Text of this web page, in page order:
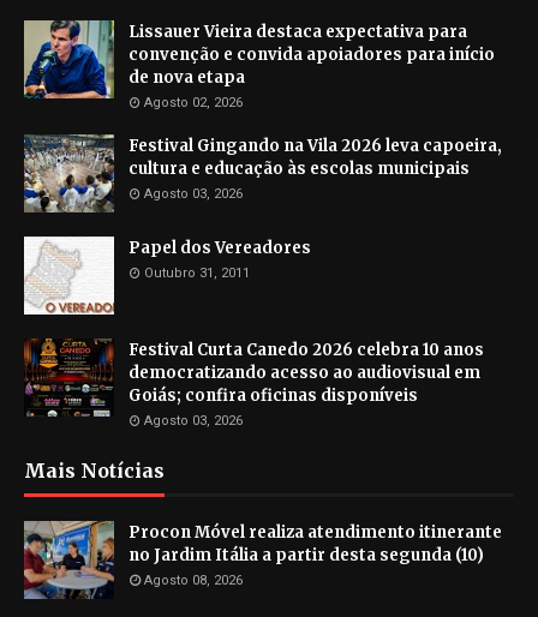
Lissauer Vieira destaca expectativa para
convenção e convida apoiadores para início
de nova etapa
Agosto 02, 2026
Festival Gingando na Vila 2026 leva capoeira,
cultura e educação às escolas municipais
Agosto 03, 2026
Papel dos Vereadores
Outubro 31, 2011
Festival Curta Canedo 2026 celebra 10 anos
democratizando acesso ao audiovisual em
Goiás; confira oficinas disponíveis
Agosto 03, 2026
Mais Notícias
Procon Móvel realiza atendimento itinerante
no Jardim Itália a partir desta segunda (10)
Agosto 08, 2026